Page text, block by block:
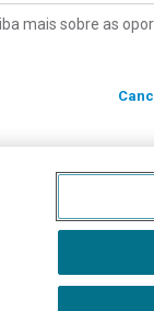
mais sobre as